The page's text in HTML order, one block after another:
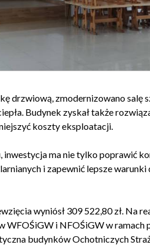
drzwiową, zmodernizowano salę
Budynek zyskał także
koszty eksploatacji.
ma nie tylko poprawić
i zapewnić lepsze
wyniósł 309 522,80 zł. Na
WFOŚiGW i NFOŚiGW w
budynków Ochotniczych